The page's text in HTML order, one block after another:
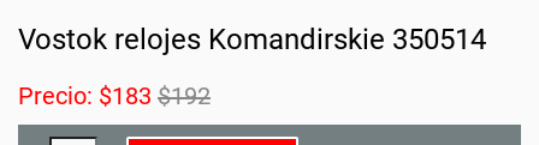
Vostok relojes Komandirskie 350514
Precio: $183 $192